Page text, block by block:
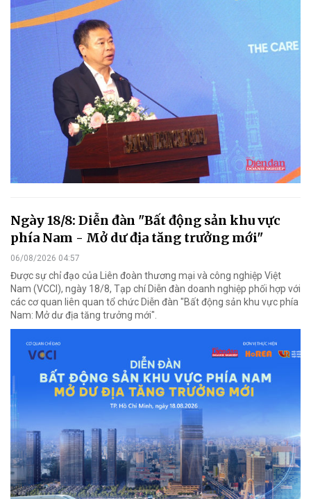
Ngày 18/8: Diễn đàn "Bất động sản khu vực
phía Nam - Mở dư địa tăng trưởng mới"
06/08/2026 04:57
Được sự chỉ đạo của Liên đoàn thương mại và công nghiệp Việt
Nam (VCCI), ngày 18/8, Tạp chí Diễn đàn doanh nghiệp phối hợp với
các cơ quan liên quan tổ chức Diễn đàn "Bất động sản khu vực phía
Nam: Mở dư địa tăng trưởng mới".